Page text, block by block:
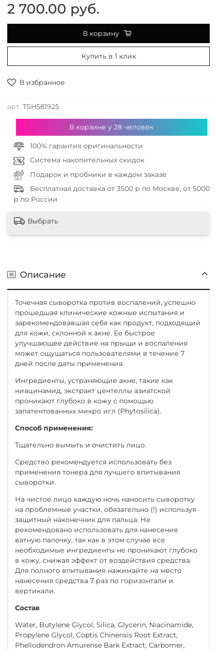
В избранное
арт. TSH581925
2 700.00 руб.
В корзину
Купить в 1 клик
В корзине у28 человек
100% гарантия оригинальности
Система накопительных скидок
Подарок и пробники в каждом заказе
Бесплатная доставка от 3500 р по Москве, от 5000
р по России
Выбрать
Описание
Точечная сыворотка против воспалений, успешно
прошедшая клинические кожные испытания и
зарекомендовавшая себя как продукт, подходящий
для кожи, склонной к акне. Ее быстрое
улучшающее действие на прыщи и воспаления
может ощущаться пользователями в течение 7
дней после даты применения.
Ингредиенты, устраняющие акне, такие как
ниацинамид, экстракт центеллы азиатской
проникают глубоко в кожу с помощью
запатентованных микро игл (Phytosilica).
Способ применения:
Тщательно вымыть и очистить лицо.
Средство рекомендуется использовать без
применения тонера для лучшего впитывания
сыворотки.
На чистое лицо каждую ночь наносить сыворотку
на проблемные участки, обязательно (!) используя
защитный наконечник для пальца. Не
рекомендовано использовать для нанесения
ватную палочку, так как в этом случае все
необходимые ингредиенты не проникают глубоко
в кожу, снижая эффект от воздействия средства.
Для полного впитывания нажимайте на место
нанесения средства 7 раз по горизонтали и
вертикали.
Состав
Water, Butylene Glycol, Silica, Glycerin, Niacinamide,
Propylene Glycol, Coptis Chinensis Root Extract,
Phellodendron Amurense Bark Extract, Carbomer,